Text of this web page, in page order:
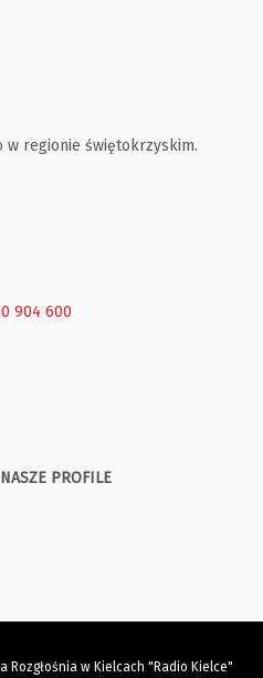
w regionie świętokrzyskim.
904 600
PROFILE
Rozgłośnia w Kielcach "Radio Kielce"